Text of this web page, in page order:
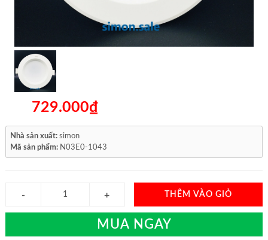
729.000₫
Nhà sản xuất: simon
Mã sản phẩm: N03E0-1043
THÊM VÀO GIỎ
MUA NGAY